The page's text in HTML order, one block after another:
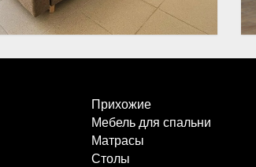
Прихожие
Мебель для спальни
Матрасы
Столы